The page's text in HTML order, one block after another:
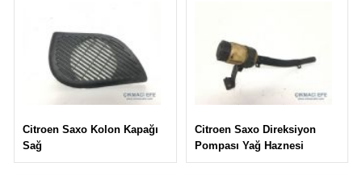
Citroen Saxo Kolon Kapağı
Sağ
Citroen Saxo Direksiyon
Pompası Yağ Haznesi